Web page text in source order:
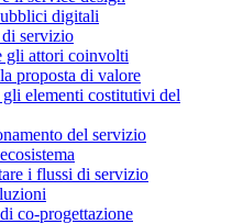
digitali
servizio
gli attori coinvolti
proposta di valore
elementi costitutivi del
del servizio
i flussi di servizio
co-progettazione